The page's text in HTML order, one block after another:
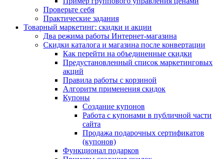
Проверьте себя
Практические задания
Товарный маркетинг: скидки и акции
Два режима работы Интернет-магазина
Скидки каталога и магазина после конвертации
Как перейти на объединенные скидки
Предустановленный список маркетинговых
акций
Правила работы с корзиной
Алгоритм применения скидок
Купоны
Создание купонов
Работа с купонами в публичной части
сайта
Продажа подарочных сертификатов
(купонов)
Функционал подарков